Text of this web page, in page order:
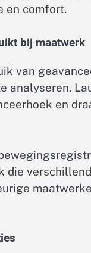
en comfort.
bij maatwerk
van
analyseren.
en
die